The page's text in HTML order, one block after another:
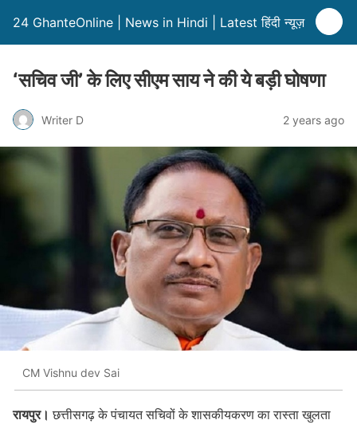
24 GhanteOnline | News in Hindi | Latest हिंदी न्यूज़
‘सचिव जी’ के लिए सीएम साय ने की ये बड़ी घोषणा
Writer D 2 years ago
CM Vishnu dev Sai
रायपुर। छत्तीसगढ़ के पंचायत सचिवों के शासकीयकरण का रास्ता खुलता